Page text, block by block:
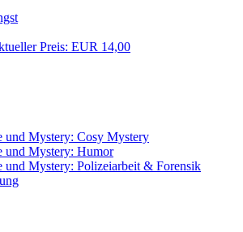
Preis: EUR 14,00
und Mystery: Cosy Mystery
und Mystery: Humor
und Mystery: Polizeiarbeit & Forensik